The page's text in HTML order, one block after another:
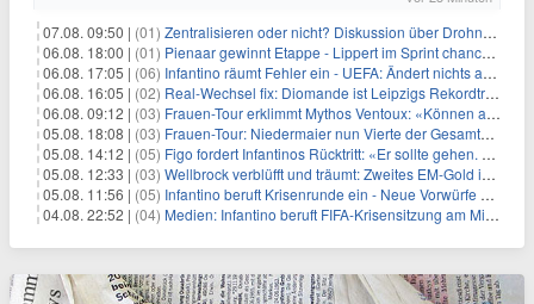
07.08. 09:50 | (01) Zentralisieren oder nicht? Diskussion über Drohnenabwehr
06.08. 18:00 | (01) Pienaar gewinnt Etappe - Lippert im Sprint chancenlos
06.08. 17:05 | (06) Infantino räumt Fehler ein - UEFA: Ändert nichts an Boykott
06.08. 16:05 | (02) Real-Wechsel fix: Diomande ist Leipzigs Rekordtransfer
06.08. 09:12 | (03) Frauen-Tour erklimmt Mythos Ventoux: «Können alles schaffen»
05.08. 18:08 | (03) Frauen-Tour: Niedermaier nun Vierte der Gesamtwertung
05.08. 14:12 | (05) Figo fordert Infantinos Rücktritt: «Er sollte gehen. Jetzt»
05.08. 12:33 | (03) Wellbrock verblüfft und träumt: Zweites EM-Gold in Paris
05.08. 11:56 | (05) Infantino beruft Krisenrunde ein - Neue Vorwürfe gegen FIFA
04.08. 22:52 | (04) Medien: Infantino beruft FIFA-Krisensitzung am Mittwoch ein